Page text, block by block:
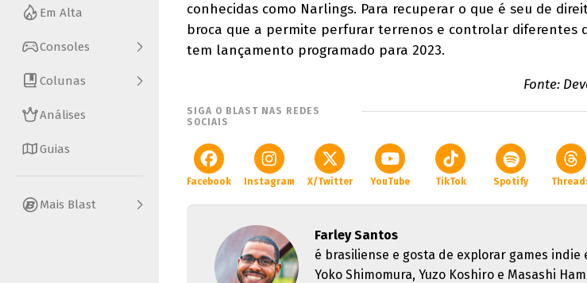
Em Alta
Consoles
Colunas
Análises
Guias
Mais Blast
conhecidas como Narlings. Para recuperar o que é seu de
broca que a permite perfurar terrenos e controlar diferentes
tem lançamento programado para 2023.
Fonte:
SIGA O BLAST NAS REDES
SOCIAIS
Facebook Instagram X/Twitter YouTube TikTok Spotify
Farley Santos
é brasiliense e gosta de explorar games indie
Yoko Shimomura, Yuzo Koshiro e Masashi